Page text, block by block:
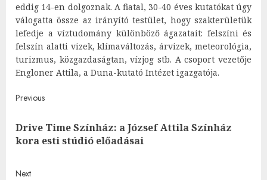
eddig 14-en dolgoznak. A fiatal, 30-40 éves kutatókat úgy
válogatta össze az irányító testület, hogy szakterületük
lefedje a víztudomány különböző ágazatait: felszíni és
felszín alatti vizek, klímaváltozás, árvizek, meteorológia,
turizmus, közgazdaságtan, vízjog stb. A csoport vezetője
Engloner Attila, a Duna-kutató Intézet igazgatója.
Post
navigation
Previous
Drive Time Színház: a József Attila Színház
kora esti stúdió előadásai
Next